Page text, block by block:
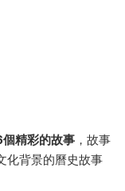
精彩的故事 ，故事
化背景的曆史故事